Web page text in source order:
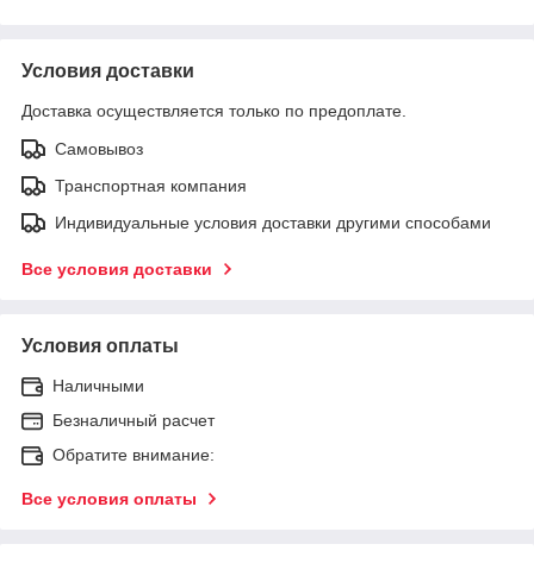
Условия доставки
Доставка осуществляется только по предоплате.
Самовывоз
Транспортная компания
Индивидуальные условия доставки другими способами
Все условия доставки
Условия оплаты
Наличными
Безналичный расчет
Обратите внимание:
Все условия оплаты